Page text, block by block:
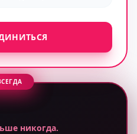
никогда.